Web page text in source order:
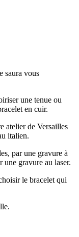
saura vous
une tenue ou
en cuir.
atelier de Versailles
italien.
par une gravure à
gravure au laser.
le bracelet qui